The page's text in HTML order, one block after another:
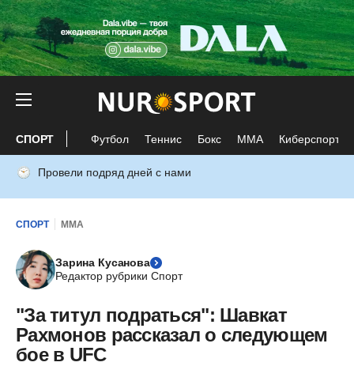
СПОРТ Футбол Теннис Бокс ММА Киберспорт
Провели подряд дней с нами
СПОРТ ММА
Зарина Кусанова
Редактор рубрики Спорт
"За титул подраться": Шавкат
Рахмонов рассказал о следующем
бое в UFC